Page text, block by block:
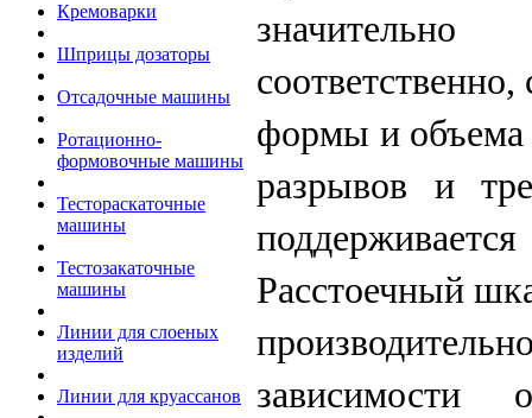
Кремоварки
Шприцы дозаторы
Отсадочные машины
Ротационно-
формовочные машины
Тестораскаточные
машины
Тестозакаточные
машины
Линии для слоеных
изделий
Линии для круассанов
формы и объема
разрывов и
Расстоечный
зависимости